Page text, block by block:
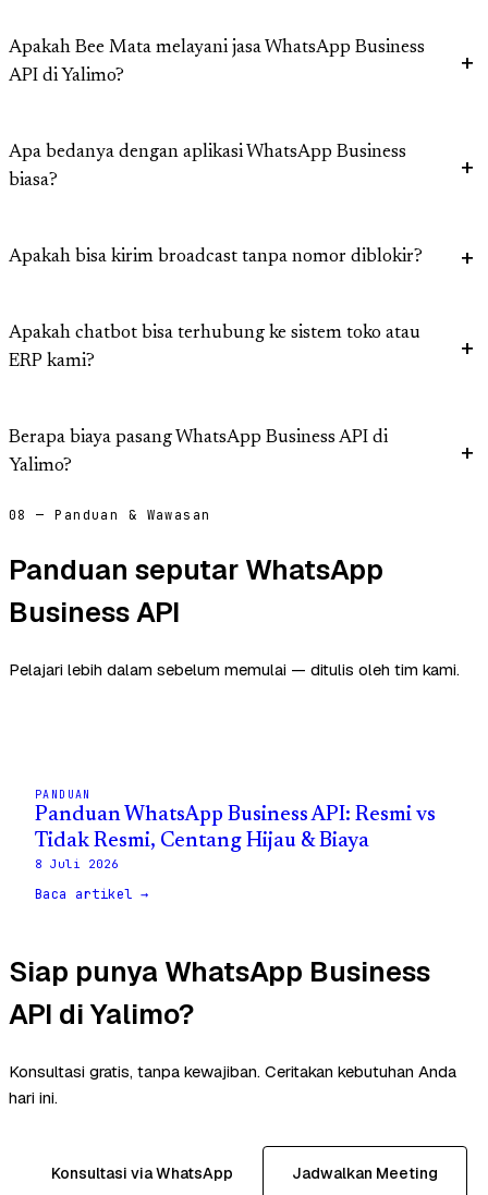
Apakah Bee Mata melayani jasa WhatsApp Business
API di Yalimo?
Apa bedanya dengan aplikasi WhatsApp Business
biasa?
Apakah bisa kirim broadcast tanpa nomor diblokir?
Apakah chatbot bisa terhubung ke sistem toko atau
ERP kami?
Berapa biaya pasang WhatsApp Business API di
Yalimo?
08 — Panduan & Wawasan
Panduan seputar WhatsApp
Business API
Pelajari lebih dalam sebelum memulai — ditulis oleh tim kami.
PANDUAN
Panduan WhatsApp Business API: Resmi vs
Tidak Resmi, Centang Hijau & Biaya
8 Juli 2026
Baca artikel →
Siap punya WhatsApp Business
API di Yalimo?
Konsultasi gratis, tanpa kewajiban. Ceritakan kebutuhan Anda
hari ini.
Konsultasi via WhatsApp Jadwalkan Meeting